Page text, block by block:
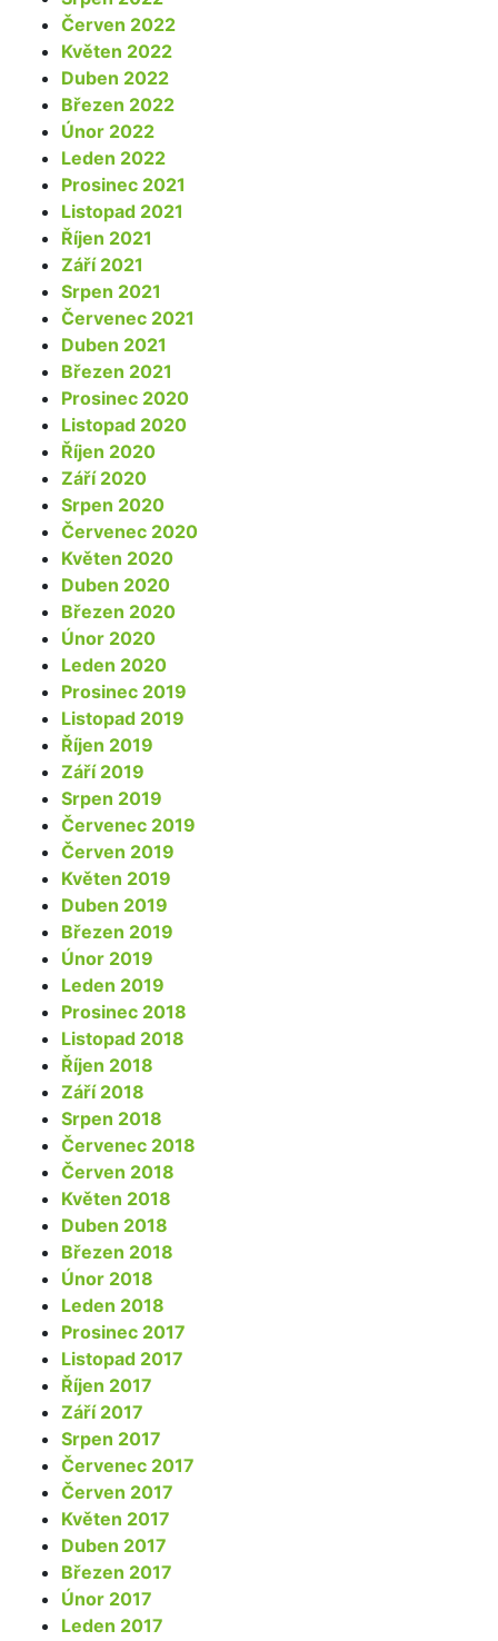
Červen 2022
Květen 2022
Duben 2022
Březen 2022
Únor 2022
Leden 2022
Prosinec 2021
Listopad 2021
Říjen 2021
Září 2021
Srpen 2021
Červenec 2021
Duben 2021
Březen 2021
Prosinec 2020
Listopad 2020
Říjen 2020
Září 2020
Srpen 2020
Červenec 2020
Květen 2020
Duben 2020
Březen 2020
Únor 2020
Leden 2020
Prosinec 2019
Listopad 2019
Říjen 2019
Září 2019
Srpen 2019
Červenec 2019
Červen 2019
Květen 2019
Duben 2019
Březen 2019
Únor 2019
Leden 2019
Prosinec 2018
Listopad 2018
Říjen 2018
Září 2018
Srpen 2018
Červenec 2018
Červen 2018
Květen 2018
Duben 2018
Březen 2018
Únor 2018
Leden 2018
Prosinec 2017
Listopad 2017
Říjen 2017
Září 2017
Srpen 2017
Červenec 2017
Červen 2017
Květen 2017
Duben 2017
Březen 2017
Únor 2017
Leden 2017